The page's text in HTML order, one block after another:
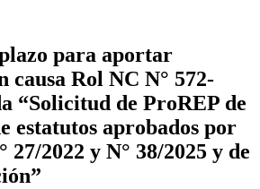
para aportar
causa Rol NC N° 572-
“Solicitud de ProREP de
estatutos aprobados por
27/2022 y N° 38/2025 y de